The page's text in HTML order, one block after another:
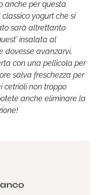
anche per questa
yogurt che si
sarà altrettanto
insalata al
dovesse avanzarvi,
con una pellicola per
salva freschezza per
cetrioli non troppo
anche eliminare la